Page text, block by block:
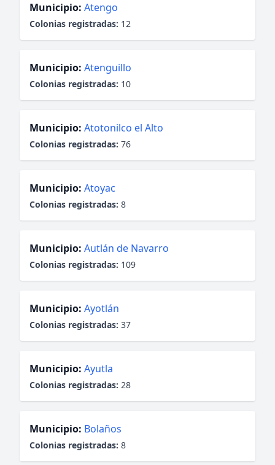
Municipio: Atengo
Colonias registradas: 12
Municipio: Atenguillo
Colonias registradas: 10
Municipio: Atotonilco el Alto
Colonias registradas: 76
Municipio: Atoyac
Colonias registradas: 8
Municipio: Autlán de Navarro
Colonias registradas: 109
Municipio: Ayotlán
Colonias registradas: 37
Municipio: Ayutla
Colonias registradas: 28
Municipio: Bolaños
Colonias registradas: 8